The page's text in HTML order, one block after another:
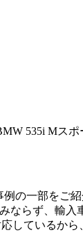
535i Mス
の一部をご紹
ならず、輸
しているか